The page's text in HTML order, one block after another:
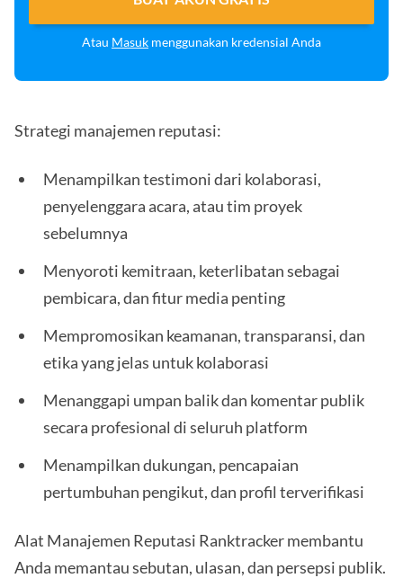
Atau Masuk menggunakan kredensial Anda
Strategi manajemen reputasi:
Menampilkan testimoni dari kolaborasi,
penyelenggara acara, atau tim proyek
sebelumnya
Menyoroti kemitraan, keterlibatan sebagai
pembicara, dan fitur media penting
Mempromosikan keamanan, transparansi, dan
etika yang jelas untuk kolaborasi
Menanggapi umpan balik dan komentar publik
secara profesional di seluruh platform
Menampilkan dukungan, pencapaian
pertumbuhan pengikut, dan profil terverifikasi
Alat Manajemen Reputasi Ranktracker membantu
Anda memantau sebutan, ulasan, dan persepsi publik.